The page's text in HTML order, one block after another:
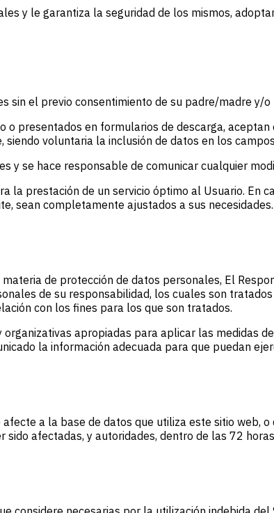
y le garantiza la seguridad de los mismos,
sin el previo consentimiento de su padre/madre y/
presentados en formularios de descarga,
voluntaria la inclusión de datos en los
y se hace responsable de comunicar cualquier
la prestación de un servicio óptimo al Usuario. En
sean completamente ajustados a sus necesidades.
de protección de datos personales, El
de su responsabilidad, los cuales son
con los fines para los que son tratados.
apropiadas para aplicar las medidas
la información adecuada para que puedan
a la base de datos que utiliza este sitio web,
afectadas, y autoridades, dentro de las 72